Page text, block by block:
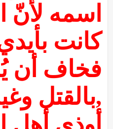
اسمه لأنّ
كانت
فخاف أن
,بالقتل